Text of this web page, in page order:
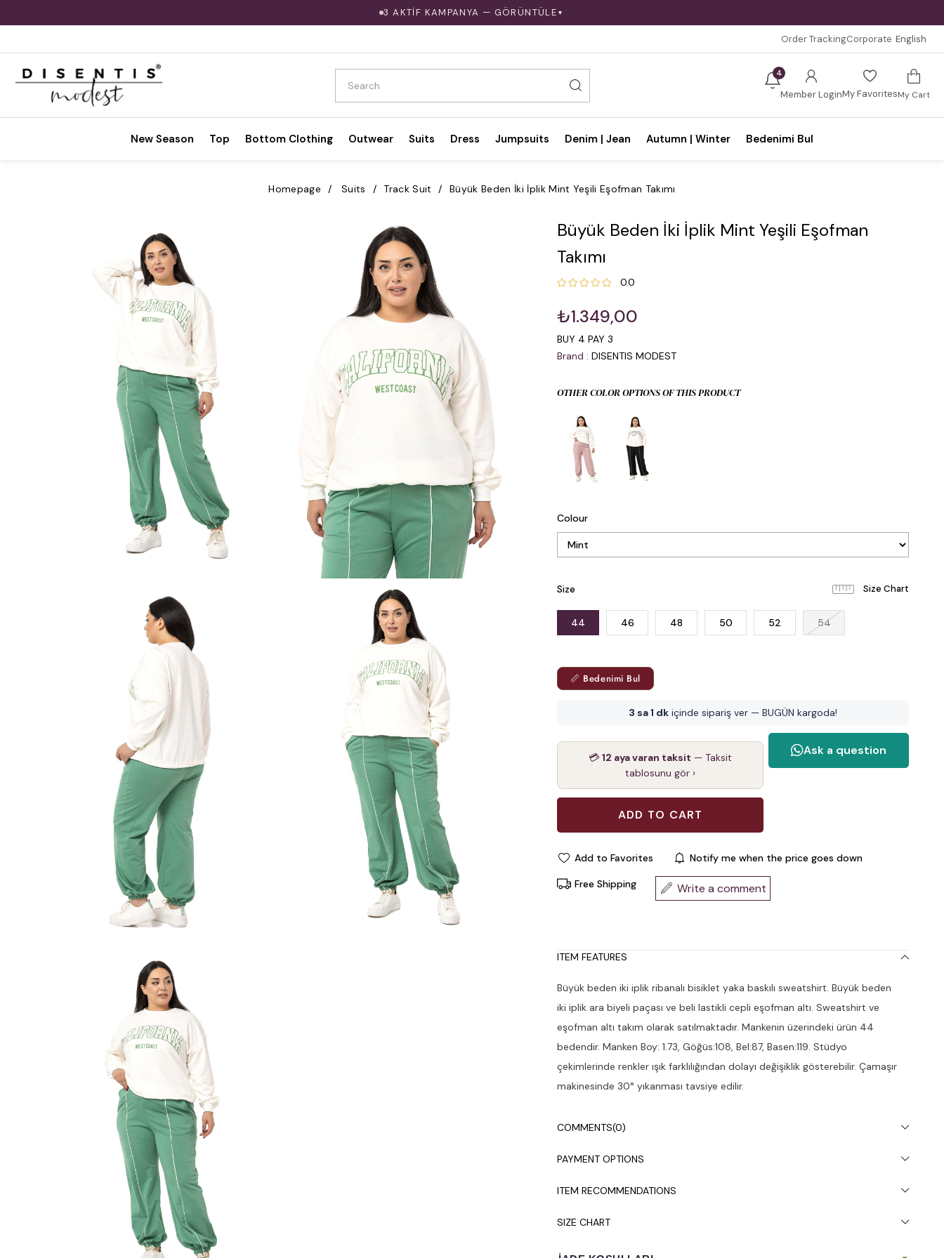
3 AKTİF KAMPANYA — GÖRÜNTÜLE ▼
Order TrackingCorporate English
4
Member LoginMy FavoritesMy Cart
New Season Top Bottom Clothing Outwear Suits Dress Jumpsuits Denim | Jean Autumn | Winter Bedenimi Bul
Homepage Suits Track Suit Büyük Beden İki İplik Mint Yeşili Eşofman Takımı
Büyük Beden İki İplik Mint Yeşili Eşofman
Takımı
0.0
₺1.349,00
BUY 4 PAY 3
Brand : DISENTIS MODEST
OTHER COLOR OPTIONS OF THIS PRODUCT
Colour
Size
44 46 48 50 52 54
📏 Bedenimi Bul
3 sa 1 dk içinde sipariş ver — BUGÜN kargoda!
💳12 aya varan taksit — Taksit
tablosunu gör ›
Add to Favorites Notify me when the price goes down
Free Shipping Write a comment
ITEM FEATURES
Büyük beden iki iplik ribanalı bisiklet yaka baskılı sweatshirt. Büyük beden
iki iplik ara biyeli paçası ve beli lastikli cepli eşofman altı. Sweatshirt ve
eşofman altı takım olarak satılmaktadır. Mankenin üzerindeki ürün 44
bedendir. Manken Boy: 1.73, Göğüs:108, Bel:87, Basen:119. Stüdyo
çekimlerinde renkler ışık farklılığından dolayı değişiklik gösterebilir. Çamaşır
makinesinde 30° yıkanması tavsiye edilir.
COMMENTS(0)
PAYMENT OPTIONS
ITEM RECOMMENDATIONS
SIZE CHART